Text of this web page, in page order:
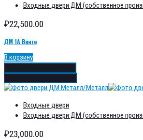
Входные двери ДМ (собственное
₽22,500.00
ДМ 1А Венге
В корзину
Входные двери
Входные двери ДМ (собственное
₽23,000.00